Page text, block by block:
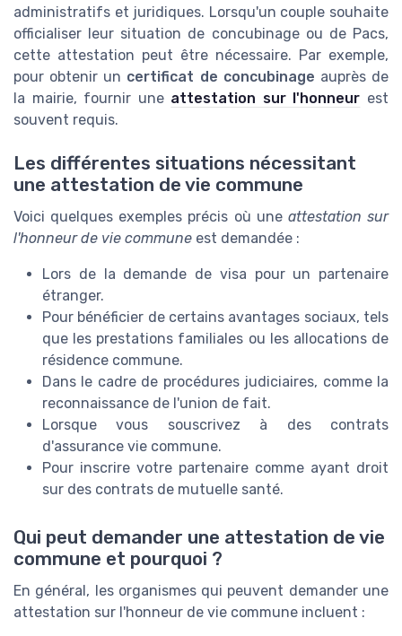
administratifs et juridiques. Lorsqu'un couple souhaite
officialiser leur situation de concubinage ou de Pacs,
cette attestation peut être nécessaire. Par exemple,
pour obtenir un certificat de concubinage auprès de
la mairie, fournir une attestation sur l'honneur est
souvent requis.
Les différentes situations nécessitant
une attestation de vie commune
Voici quelques exemples précis où une attestation sur
l'honneur de vie commune est demandée :
Lors de la demande de visa pour un partenaire
étranger.
Pour bénéficier de certains avantages sociaux, tels
que les prestations familiales ou les allocations de
résidence commune.
Dans le cadre de procédures judiciaires, comme la
reconnaissance de l'union de fait.
Lorsque vous souscrivez à des contrats
d'assurance vie commune.
Pour inscrire votre partenaire comme ayant droit
sur des contrats de mutuelle santé.
Qui peut demander une attestation de vie
commune et pourquoi ?
En général, les organismes qui peuvent demander une
attestation sur l'honneur de vie commune incluent :